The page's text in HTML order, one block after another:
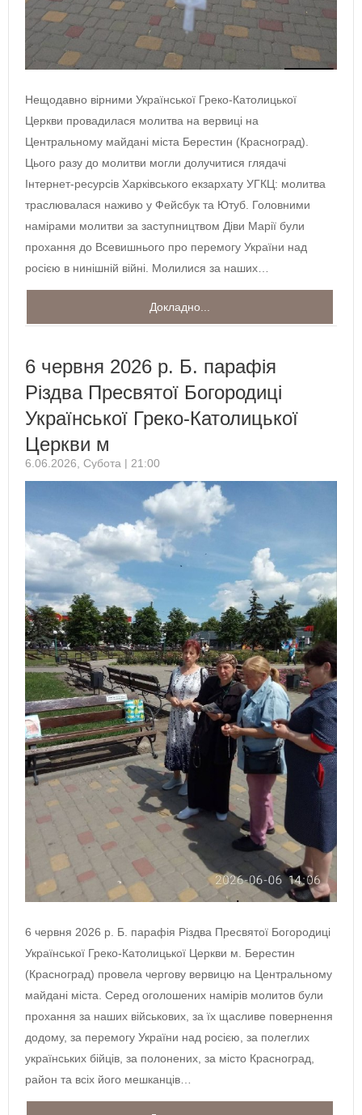
Нещодавно вірними Української Греко-Католицької
Церкви провадилася молитва на вервиці на
Центральному майдані міста Берестин (Красноград).
Цього разу до молитви могли долучитися глядачі
Інтернет-ресурсів Харківського екзархату УГКЦ: молитва
траслювалася наживо у Фейсбук та Ютуб. Головними
намірами молитви за заступництвом Діви Марії були
прохання до Всевишнього про перемогу України над
росією в нинішній війні. Молилися за наших…
Докладно...
6 червня 2026 р. Б. парафія
Різдва Пресвятої Богородиці
Української Греко-Католицької
Церкви м
6.06.2026, Субота | 21:00
6 червня 2026 р. Б. парафія Різдва Пресвятої Богородиці
Української Греко-Католицької Церкви м. Берестин
(Красноград) провела чергову вервицю на Центральному
майдані міста. Серед оголошених намірів молитов були
прохання за наших військових, за їх щасливе повернення
додому, за перемогу України над росією, за полеглих
українських бійців, за полонених, за місто Красноград,
район та всіх його мешканців…